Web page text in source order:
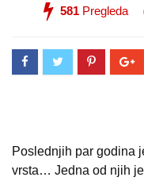
581 Pregleda
Poslednjih par godina
vrsta… Jedna od njih